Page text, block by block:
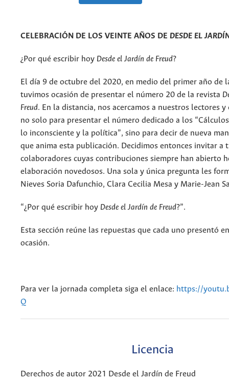
CELEBRACIÓN DE LOS VEINTE AÑOS DE DESDE EL
¿Por qué escribir hoy Desde el Jardín de Freud?
El día 9 de octubre del 2020, en medio del primer año de
tuvimos ocasión de presentar el número 20 de la revista
Freud. En la distancia, nos acercamos a nuestros lectores
no solo para presentar el número dedicado a los
lo inconsciente y la política”, sino para decir de nueva
que anima esta publicación. Decidimos entonces invitar a
colaboradores cuyas contribuciones siempre han abierto
elaboración novedosos. Una sola y única pregunta les
Nieves Soria Dafunchio, Clara Cecilia Mesa y Marie-Jean
“¿Por qué escribir hoy Desde el Jardín de Freud?”.
Esta sección reúne las repuestas que cada uno presentó
ocasión.
Para ver la jornada completa siga el enlace: https://
Q
Licencia
Derechos de autor 2021 Desde el Jardín de Freud